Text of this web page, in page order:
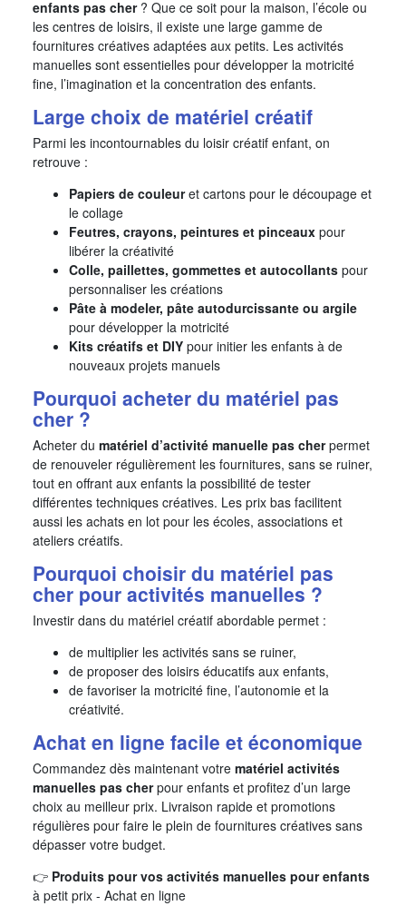
enfants pas cher? Que ce soit pour la maison, l’école ou
les centres de loisirs, il existe une large gamme de
fournitures créatives adaptées aux petits. Les activités
manuelles sont essentielles pour développer la motricité
fine, l’imagination et la concentration des enfants.
Large choix de matériel créatif
Parmi les incontournables du loisir créatif enfant, on
retrouve :
Papiers de couleuret cartons pour le découpage et
le collage
Feutres, crayons, peintures et pinceaux pour
libérer la créativité
Colle, paillettes, gommettes et autocollants pour
personnaliser les créations
Pâte à modeler, pâte autodurcissante ou argile
pour développer la motricité
Kits créatifs et DIY pour initier les enfants à de
nouveaux projets manuels
Pourquoi acheter du matériel pas
cher ?
Acheter du matériel d’activité manuelle pas cherpermet
de renouveler régulièrement les fournitures, sans se ruiner,
tout en offrant aux enfants la possibilité de tester
différentes techniques créatives. Les prix bas facilitent
aussi les achats en lot pour les écoles, associations et
ateliers créatifs.
Pourquoi choisir du matériel pas
cher pour activités manuelles ?
Investir dans du matériel créatif abordable permet :
de multiplier les activités sans se ruiner,
de proposer des loisirs éducatifs aux enfants,
de favoriser la motricité fine, l’autonomie et la
créativité.
Achat en ligne facile et économique
Commandez dès maintenant votre matériel activités
manuelles pas cherpour enfants et profitez d’un large
choix au meilleur prix. Livraison rapide et promotions
régulières pour faire le plein de fournitures créatives sans
dépasser votre budget.
👉 Produits pour vos activités manuelles pour enfants
à petit prix - Achat en ligne